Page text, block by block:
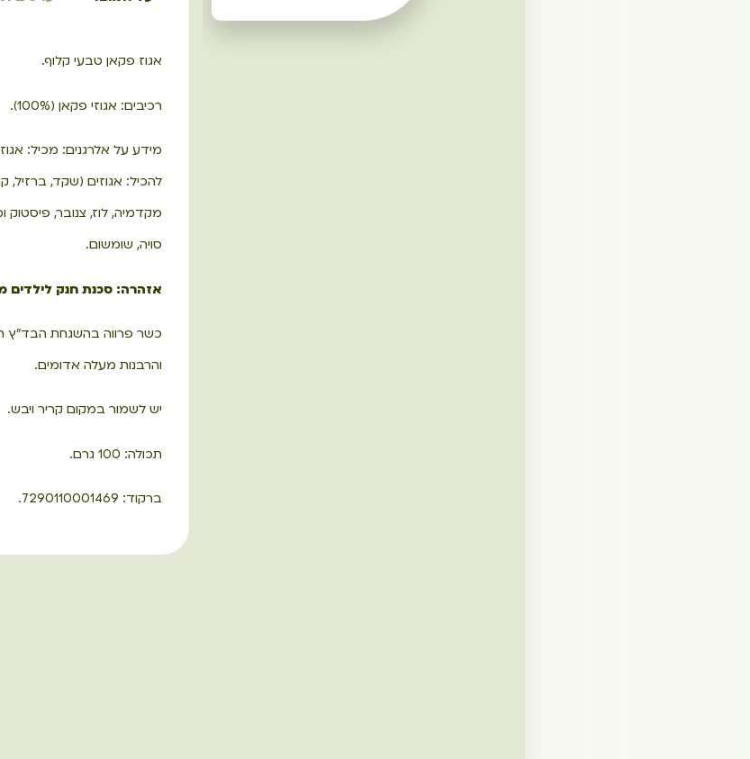
אגוז פקאן טבעי קלוף.
רכיבים: אגוזי פקאן (100%).
מידע על אלרגנים: מכיל:
להכיל: אגוזים (שקד, ברזיל,
מקדמיה, לוז, צנובר, פיסטוק
סויה, שומשום.
אזהרה: סכנת חנק לילדים
כשר פרווה בהשגחת הבד"ץ
והרבנות מעלה אדומים.
יש לשמור במקום קריר ויבש.
תכולה: 100 גרם.
ברקוד: 7290110001469.